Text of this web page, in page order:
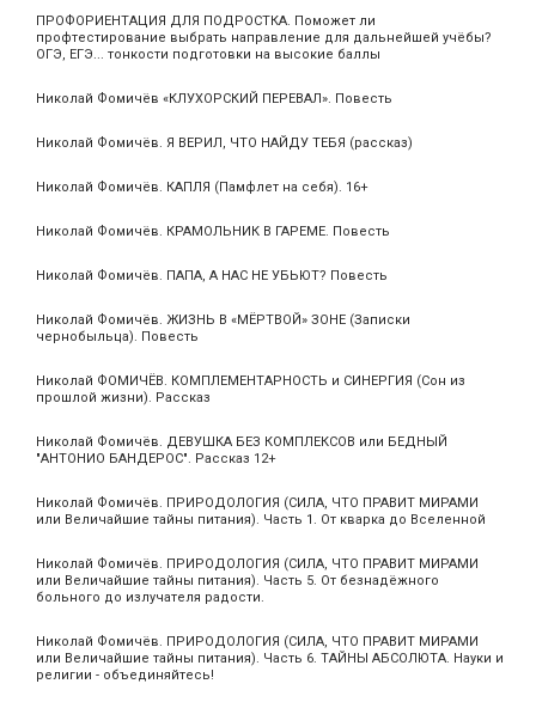
ПРОФОРИЕНТАЦИЯ ДЛЯ ПОДРОСТКА. Поможет ли
профтестирование выбрать направление для дальнейшей учёбы?
ОГЭ, ЕГЭ... тонкости подготовки на высокие баллы
Николай Фомичёв «КЛУХОРСКИЙ ПЕРЕВАЛ». Повесть
Николай Фомичёв. Я ВЕРИЛ, ЧТО НАЙДУ ТЕБЯ (рассказ)
Николай Фомичёв. КАПЛЯ (Памфлет на себя). 16+
Николай Фомичёв. КРАМОЛЬНИК В ГАРЕМЕ. Повесть
Николай Фомичёв. ПАПА, А НАС НЕ УБЬЮТ? Повесть
Николай Фомичёв. ЖИЗНЬ В «МЁРТВОЙ» ЗОНЕ (Записки
чернобыльца). Повесть
Николай ФОМИЧЁВ. КОМПЛЕМЕНТАРНОСТЬ и СИНЕРГИЯ (Сон из
прошлой жизни). Рассказ
Николай Фомичёв. ДЕВУШКА БЕЗ КОМПЛЕКСОВ или БЕДНЫЙ
"АНТОНИО БАНДЕРОС". Рассказ 12+
Николай Фомичёв. ПРИРОДОЛОГИЯ (СИЛА, ЧТО ПРАВИТ МИРАМИ
или Величайшие тайны питания). Часть 1. От кварка до Вселенной
Николай Фомичёв. ПРИРОДОЛОГИЯ (СИЛА, ЧТО ПРАВИТ МИРАМИ
или Величайшие тайны питания). Часть 5. От безнадёжного
больного до излучателя радости.
Николай Фомичёв. ПРИРОДОЛОГИЯ (СИЛА, ЧТО ПРАВИТ МИРАМИ
или Величайшие тайны питания). Часть 6. ТАЙНЫ АБСОЛЮТА. Науки и
религии - объединяйтесь!